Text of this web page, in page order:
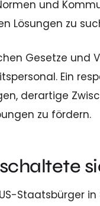
und
Lösungen zu
Gesetze und
Ein
derartige
zu fördern.
Staatsbürger